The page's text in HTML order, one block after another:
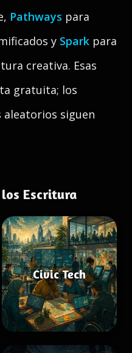
Pathways para
y Spark para
creativa. Esas
gratuita; los
aleatorios siguen
Escritura
Civic Tech